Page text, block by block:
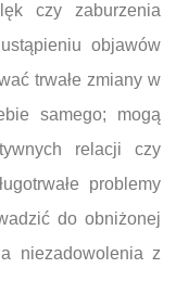
czy zaburzenia
objawów
trwałe zmiany w
samego; mogą
relacji czy
problemy
do obniżonej
niezadowolenia z